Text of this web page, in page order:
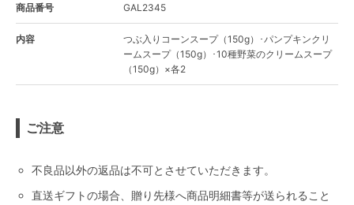
商品番号 GAL2345
内容
つぶ入りコーンスープ（150g）･パンプキンクリ
ームスープ（150g）･10種野菜のクリームスープ
（150g）×各2
ご注意
不良品以外の返品は不可とさせていただきます。
直送ギフトの場合、贈り先様へ商品明細書等が送られること